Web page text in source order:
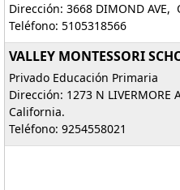
Dirección: 3668 DIMOND
Teléfono: 5105318566
VALLEY MONTESSORI
Privado Educación Primaria
Dirección: 1273 N LIVERMORE
California.
Teléfono: 9254558021